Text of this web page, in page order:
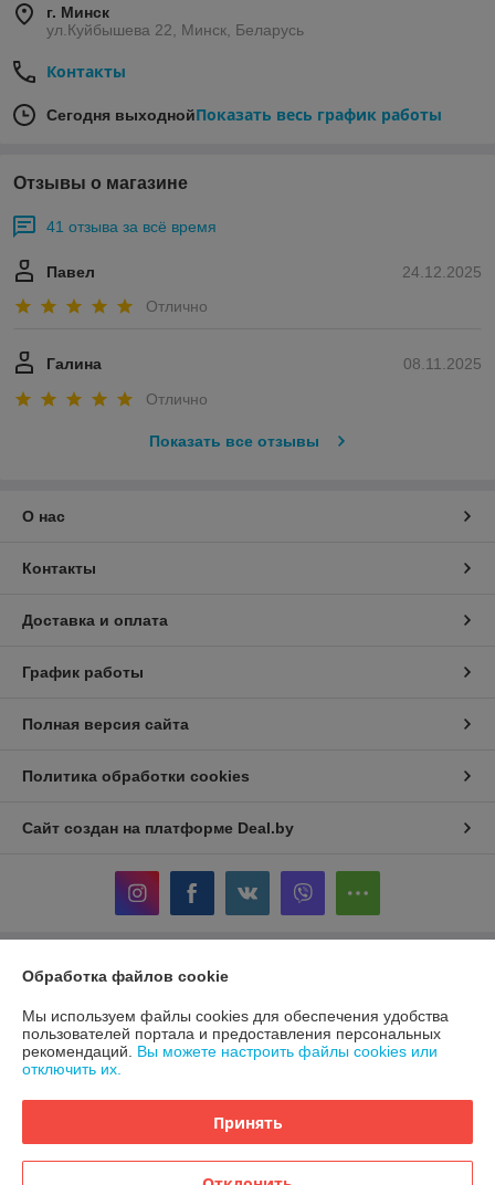
г. Минск
ул.Куйбышева 22, Минск, Беларусь
Контакты
Сегодня выходнойПоказать весь график работы
Отзывы о магазине
41 отзыва за всё время
24.12.2025
Павел
Отлично
08.11.2025
Галина
Отлично
Показать все отзывы
О нас
Контакты
Доставка и оплата
График работы
Полная версия сайта
Политика обработки cookies
Сайт создан на платформе Deal.by
Информация для покупателя
Индивидуальный предприниматель:
ИП Терехов Александр Сергеевич
220117, г. Минск, ул. Белецкого 24-86
Регистрационный номер ЕГР: 192846264
Регистрационный орган: Минский горисполком
Дата регистрации компании: 05.08.2021
Обработка файлов cookie
Мы используем файлы cookies для обеспечения удобства
пользователей портала и предоставления персональных
рекомендаций. Вы можете настроить файлы cookies или
отключить их.
Принять